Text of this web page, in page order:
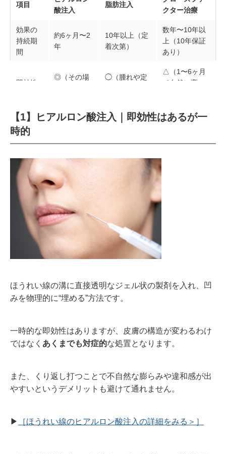
項目
酸注入
脂肪注入
クター治療
効果の
持続期
間
約6ヶ月〜2
年
10年以上（定
着次第）
数年〜10年以
上（10年保証
あり）
即効性
◎（その場
◯（腫れや定
△（1〜6ヶ月
で自然に変
自然さ
△（くり返
し投与で不
◯（ボリュー
ムが気になる
◎（再生によ
るナチュラル
ク・ダ
ウンタ
イム
中（腫れほ
ぼなし・血
管塞栓）
中（腫れ・し
1回あた
りの費
用感
6〜10万円
前後
20〜40万円前
後
【1】ヒアルロン酸注入｜即効性はあるが一
時的
ほうれい線の溝に直接透明なジェル状の製剤を入れ、凹
みを物理的に“埋める”方法です。
一時的な即効性はありますが、皮膚の構造が変わるわけ
ではなく あくまでも対症的な処置となります。
また、くり返し打つことで不自然な膨らみや違和感が出
やすいというデメリットも避けて通れません。
▶︎ ［ほうれい線のヒアルロン酸注入の詳細をみる＞］